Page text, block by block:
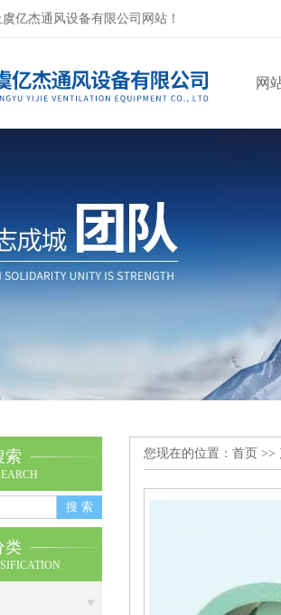
亿杰通风设备有限公司网站！
网
索
类
您现在的位置： 首页 >>